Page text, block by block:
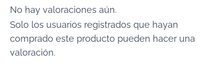
No hay valoraciones aún.
Solo los usuarios registrados que hayan
comprado este producto pueden hacer una
valoración.